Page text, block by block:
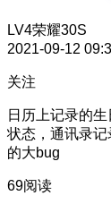
LV4荣耀30S
2021-09-12
关注
日历上记录的
状态，通讯录
的大bug
69阅读